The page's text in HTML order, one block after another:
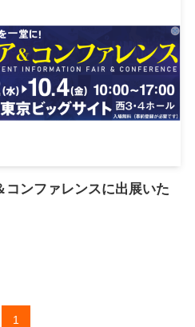
コンファレンスに出展いた
1